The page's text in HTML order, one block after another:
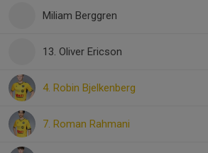
Miliam Berggren
13. Oliver Ericson
4. Robin Bjelkenberg
7. Roman Rahmani